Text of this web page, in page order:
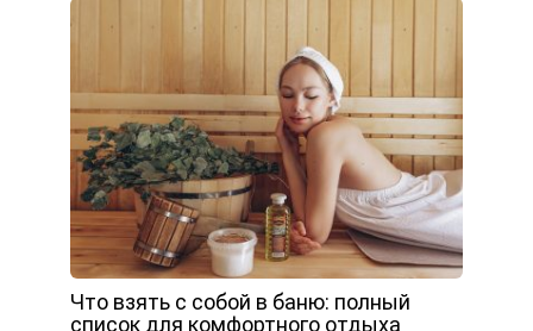
Что взять с собой в баню: полный
список для комфортного отдыха